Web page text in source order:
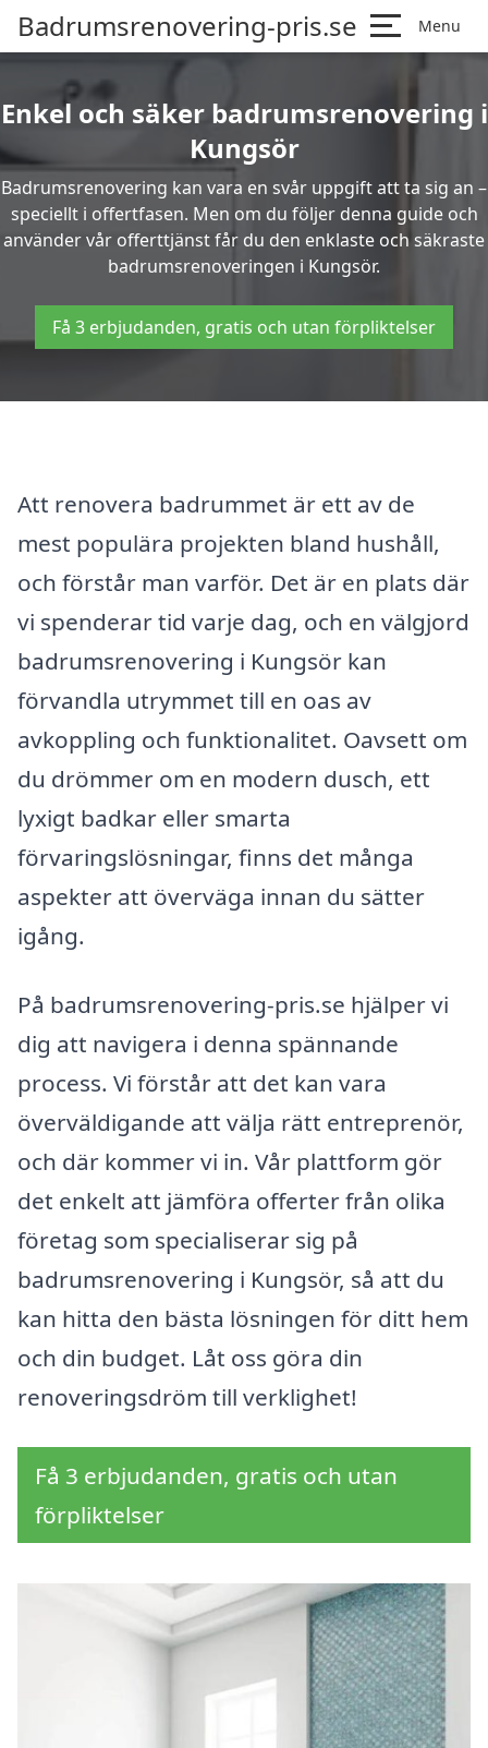
Badrumsrenovering-pris.se Menu
Enkel och säker badrumsrenovering i
Kungsör
Badrumsrenovering kan vara en svår uppgift att ta sig an –
speciellt i offertfasen. Men om du följer denna guide och
använder vår offerttjänst får du den enklaste och säkraste
badrumsrenoveringen i Kungsör.
Få 3 erbjudanden, gratis och utan förpliktelser
Att renovera badrummet är ett av de
mest populära projekten bland hushåll,
och förstår man varför. Det är en plats där
vi spenderar tid varje dag, och en välgjord
badrumsrenovering i Kungsör kan
förvandla utrymmet till en oas av
avkoppling och funktionalitet. Oavsett om
du drömmer om en modern dusch, ett
lyxigt badkar eller smarta
förvaringslösningar, finns det många
aspekter att överväga innan du sätter
igång.
På badrumsrenovering-pris.se hjälper vi
dig att navigera i denna spännande
process. Vi förstår att det kan vara
överväldigande att välja rätt entreprenör,
och där kommer vi in. Vår plattform gör
det enkelt att jämföra offerter från olika
företag som specialiserar sig på
badrumsrenovering i Kungsör, så att du
kan hitta den bästa lösningen för ditt hem
och din budget. Låt oss göra din
renoveringsdröm till verklighet!
Få 3 erbjudanden, gratis och utan
förpliktelser